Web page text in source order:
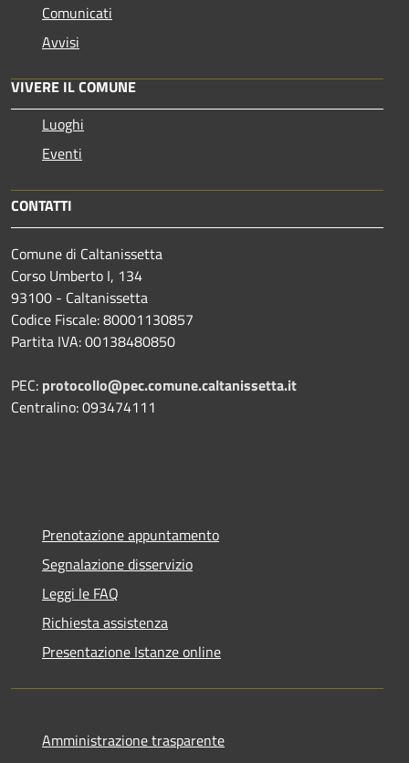
Comunicati
Avvisi
VIVERE IL COMUNE
Luoghi
Eventi
CONTATTI
Comune di Caltanissetta
Corso Umberto I, 134
93100 - Caltanissetta
Codice Fiscale: 80001130857
Partita IVA: 00138480850
PEC: protocollo@pec.comune.caltanissetta.it
Centralino: 093474111
Prenotazione appuntamento
Segnalazione disservizio
Leggi le FAQ
Richiesta assistenza
Presentazione Istanze online
Amministrazione trasparente